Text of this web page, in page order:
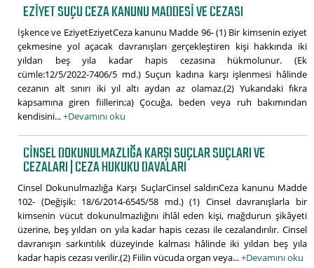
EZIYET SUÇU CEZA KANUNU MADDESI VE CEZASI
İşkence ve EziyetEziyetCeza kanunu Madde 96- (1) Bir kimsenin eziyet
çekmesine yol açacak davranışları gerçekleştiren kişi hakkında iki
yıldan beş yıla kadar hapis cezasına hükmolunur. (Ek
cümle:12/5/2022-7406/5 md.) Suçun kadına karşı işlenmesi hâlinde
cezanın alt sınırı iki yıl altı aydan az olamaz.(2) Yukarıdaki fıkra
kapsamına giren fiillerin;a) Çocuğa, beden veya ruh bakımından
kendisini...+Devamını oku
CINSEL DOKUNULMAZLIĞA KARŞI SUÇLAR SUÇLARI VE
CEZALARI | CEZA HUKUKU DAVALARI
Cinsel Dokunulmazlığa Karşı SuçlarCinsel saldırıCeza kanunu Madde
102- (Değişik: 18/6/2014-6545/58 md.) (1) Cinsel davranışlarla bir
kimsenin vücut dokunulmazlığını ihlâl eden kişi, mağdurun şikâyeti
üzerine, beş yıldan on yıla kadar hapis cezası ile cezalandırılır. Cinsel
davranışın sarkıntılık düzeyinde kalması hâlinde iki yıldan beş yıla
kadar hapis cezası verilir.(2) Fiilin vücuda organ veya...+Devamını oku